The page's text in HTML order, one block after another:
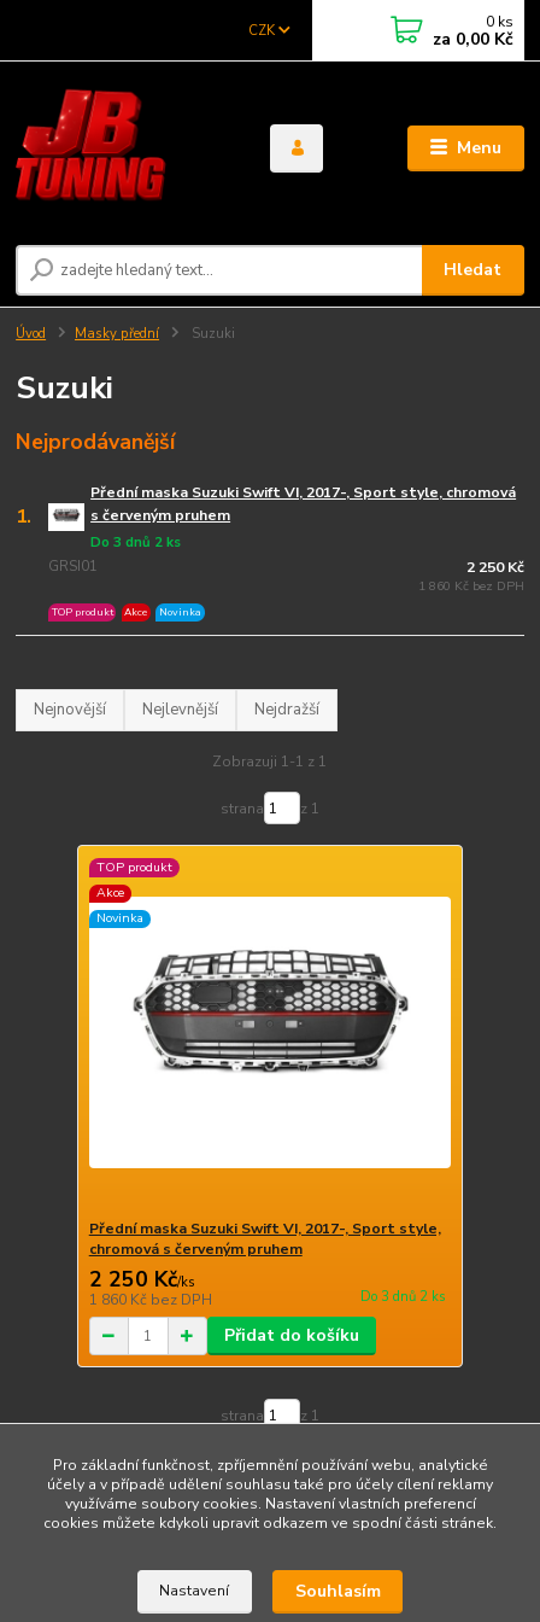
Menu
CZK
Hledat
0 ks
za 0,00 Kč
Úvod Masky přední Suzuki
Suzuki
Nejprodávanější
1.
Přední maska Suzuki Swift VI, 2017-, Sport style, chromová
s červeným pruhem
GRSI01
Do 3 dnů 2 ks
TOP produkt Akce Novinka
2 250 Kč
1 860 Kč bez DPH
Nejnovější Nejlevnější Nejdražší
Zobrazuji 1-1 z 1
strana z 1
TOP produkt
Akce
Novinka
Přední maska Suzuki Swift VI, 2017-, Sport style,
chromová s červeným pruhem
2 250 Kč/ks
1 860 Kč bez DPH Do 3 dnů 2 ks
Přidat do košíku
strana z 1
Upravit sběr cookies.
Pro základní funkčnost, zpříjemnění používání webu, analytické
účely a v případě udělení souhlasu také pro účely cílení reklamy
využíváme soubory cookies. Nastavení vlastních preferencí
cookies můžete kdykoli upravit odkazem ve spodní části stránek.
Nastavení Souhlasím